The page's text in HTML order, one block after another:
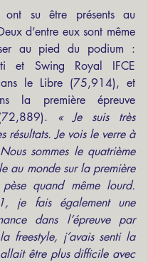
ont su être présents au
d’entre eux sont même
au pied du podium :
et Swing Royal IFCE
le Libre (75,914), et
la première épreuve
« Je suis très
résultats. Je vois le verre à
sommes le quatrième
au monde sur la première
quand même lourd.
je fais également une
dans l’épreuve par
freestyle, j’avais senti la
être plus difficile avec